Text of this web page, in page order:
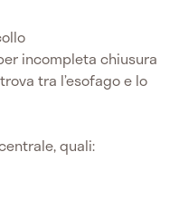
incompleta chiusura
tra l’esofago e lo
quali: